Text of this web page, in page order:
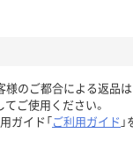
様のご都合による返品
ご使用ください。
ガイド「ご利用ガイド